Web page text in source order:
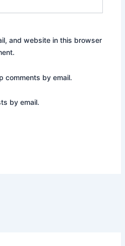
and website in this browser
comments by email.
by email.